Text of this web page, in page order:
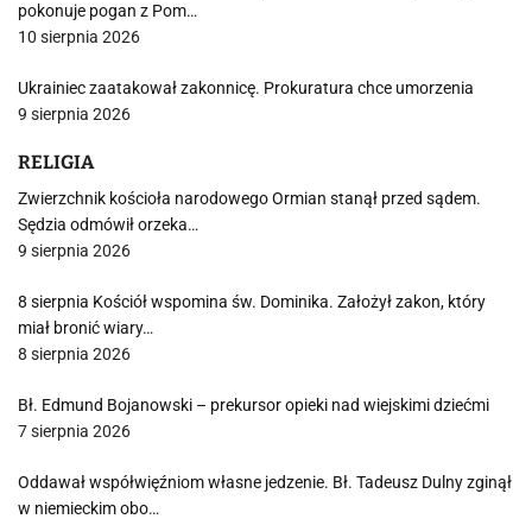
pokonuje pogan z Pom…
10 sierpnia 2026
Ukrainiec zaatakował zakonnicę. Prokuratura chce umorzenia
9 sierpnia 2026
RELIGIA
Zwierzchnik kościoła narodowego Ormian stanął przed sądem.
Sędzia odmówił orzeka…
9 sierpnia 2026
8 sierpnia Kościół wspomina św. Dominika. Założył zakon, który
miał bronić wiary…
8 sierpnia 2026
Bł. Edmund Bojanowski – prekursor opieki nad wiejskimi dziećmi
7 sierpnia 2026
Oddawał współwięźniom własne jedzenie. Bł. Tadeusz Dulny zginął
w niemieckim obo…